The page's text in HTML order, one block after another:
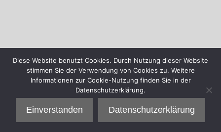
Diese Website benutzt Cookies. Durch Nutzung dieser Website
stimmen Sie der Verwendung von Cookies zu. Weitere
Informationen zur Cookie-Nutzung finden Sie in der
Datenschutzerklärung.
Einverstanden Datenschutzerklärung